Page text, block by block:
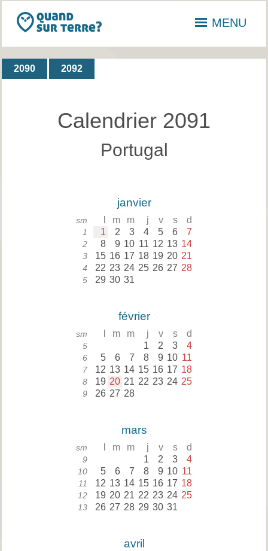
MENU
2090 2092
Calendrier 2091
Portugal
janvier
sm m m j v s d
1 1 2 3 4 5 6 7
2 8 9 10 11 12 13 14
3 15 16 17 18 19 20 21
4 22 23 24 25 26 27 28
5 29 30 31
février
sm m m j v s d
5 1 2 3 4
6 5 6 7 8 9 10 11
7 12 13 14 15 16 17 18
8 19 20 21 22 23 24 25
9 26 27 28
mars
sm m m j v s d
9 1 2 3 4
10 5 6 7 8 9 10 11
11 12 13 14 15 16 17 18
12 19 20 21 22 23 24 25
13 26 27 28 29 30 31
avril